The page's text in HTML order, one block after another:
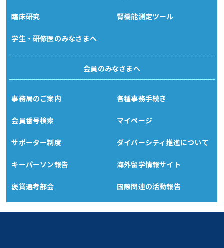
臨床研究 腎機能測定ツール
学生・研修医のみなさまへ
会員のみなさまへ
事務局のご案内 各種事務手続き
会員番号検索 マイページ
サポーター制度 ダイバーシティ推進について
キーパーソン報告 海外留学情報サイト
褒賞選考部会 国際関連の活動報告